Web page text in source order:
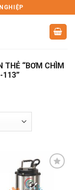
THẺ “BƠM CHÌM
113”